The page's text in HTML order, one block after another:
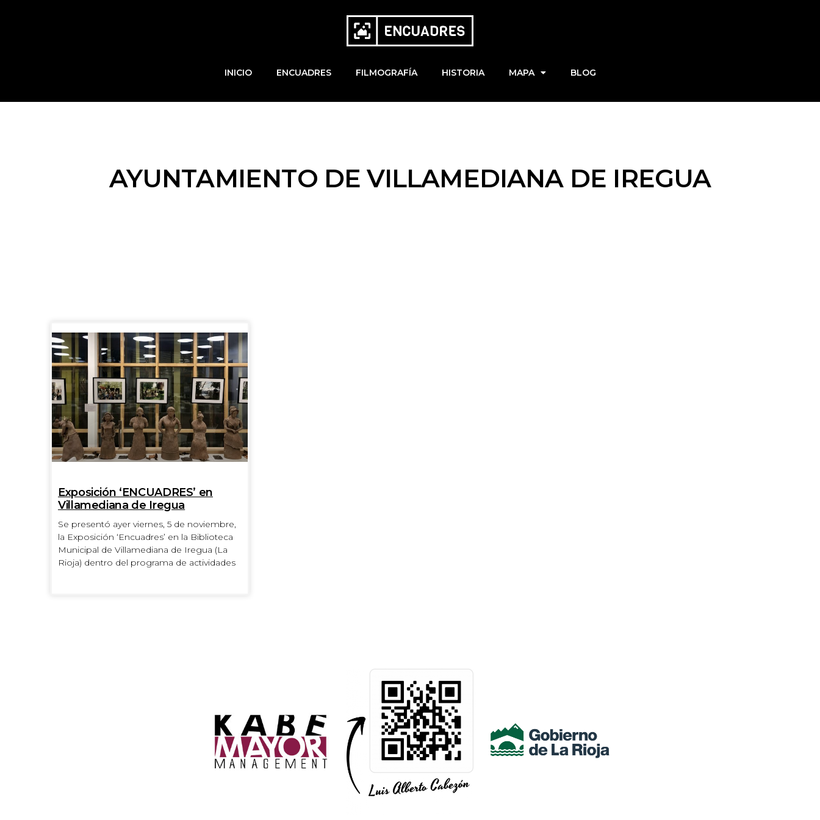
INICIO ENCUADRES FILMOGRAFÍA HISTORIA MAPA BLOG
AYUNTAMIENTO DE VILLAMEDIANA DE IREGUA
Exposición ‘ENCUADRES’ en
Villamediana de Iregua
Se presentó ayer viernes, 5 de noviembre,
la Exposición ‘Encuadres’ en la Biblioteca
Municipal de Villamediana de Iregua (La
Rioja) dentro del programa de actividades